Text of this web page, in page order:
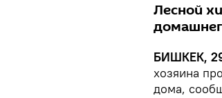
Лесной
БИШКЕК,
хозяина
дома,